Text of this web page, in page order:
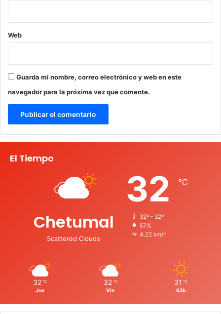
Web
Guarda mi nombre, correo electrónico y web en este
navegador para la próxima vez que comente.
El Tiempo
Chetumal
Scattered Clouds
32 ℃
32º - 32º
57%
4.22 km/h
32 ℃
Jue
32 ℃
Vie
31 ℃
Sáb